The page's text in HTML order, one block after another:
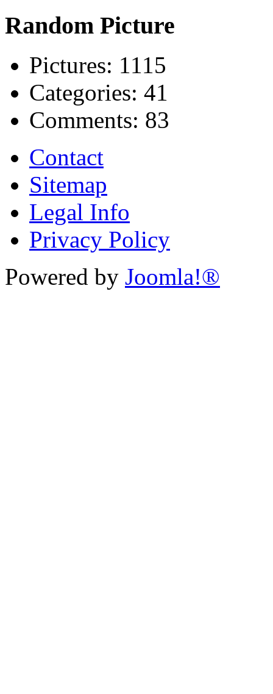
Random Picture
Pictures: 1115
Categories: 41
Comments: 83
Contact
Sitemap
Legal Info
Privacy Policy
Powered by Joomla!®